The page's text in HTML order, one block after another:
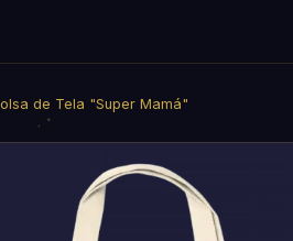
de Tela "Super Mamá"